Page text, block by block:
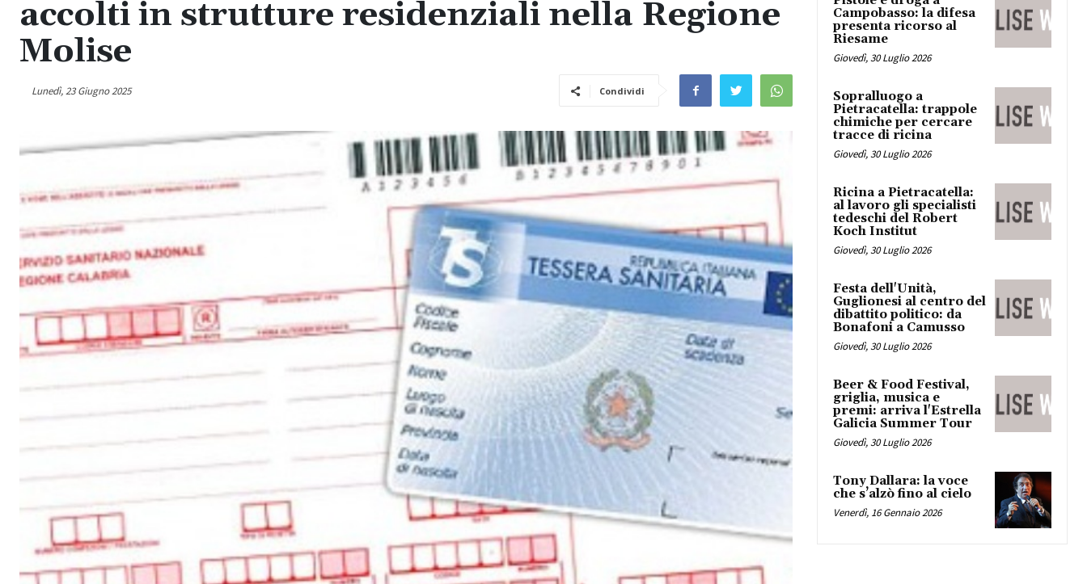
accolti in strutture residenziali nella Regione
Molise
Lunedì, 23 Giugno 2025 Condividi
Campobasso: la difesa
presenta ricorso al
Riesame
Giovedì, 30 Luglio 2026
Sopralluogo a
Pietracatella: trappole
chimiche per cercare
tracce di ricina
Giovedì, 30 Luglio 2026
Ricina a Pietracatella:
al lavoro gli specialisti
tedeschi del Robert
Koch Institut
Giovedì, 30 Luglio 2026
Festa dell'Unità,
Guglionesi al centro del
dibattito politico: da
Bonafoni a Camusso
Giovedì, 30 Luglio 2026
Beer & Food Festival,
griglia, musica e
premi: arriva l'Estrella
Galicia Summer Tour
Giovedì, 30 Luglio 2026
Tony Dallara: la voce
che s’alzò fino al cielo
Venerdì, 16 Gennaio 2026